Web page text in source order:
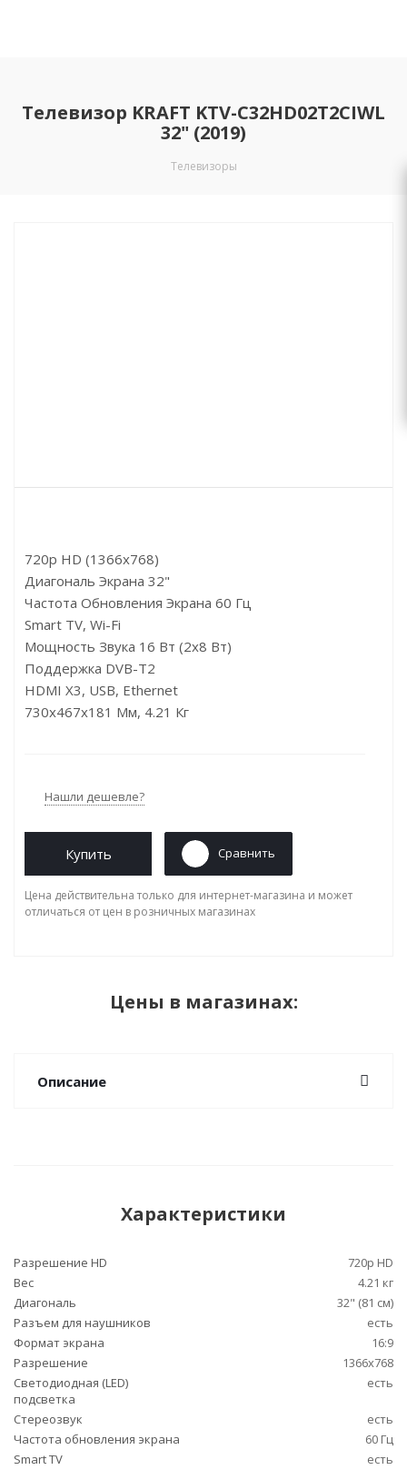
Телевизор KRAFT KTV-С32HD02T2CIWL
32" (2019)
Телевизоры
720p HD (1366x768)
Диагональ Экрана 32"
Частота Обновления Экрана 60 Гц
Smart TV, Wi-Fi
Мощность Звука 16 Вт (2х8 Вт)
Поддержка DVB-T2
HDMI X3, USB, Ethernet
730x467x181 Мм, 4.21 Кг
Нашли дешевле?
Купить Сравнить
Цена действительна только для интернет-магазина и может
отличаться от цен в розничных магазинах
Цены в магазинах:
Описание
Характеристики
Разрешение HD
720p HD
Вес
4.21 кг
Диагональ
32" (81 см)
Разъем для наушников
есть
Формат экрана
16:9
Разрешение
1366x768
Светодиодная (LED)
подсветка
есть
Стереозвук
есть
Частота обновления экрана
60 Гц
Smart TV
есть